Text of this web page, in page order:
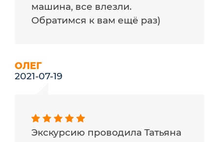
машина, все влезли.
Обратимся к вам ещё раз)
ОЛЕГ
2021-07-19
Экскурсию проводила Татьяна